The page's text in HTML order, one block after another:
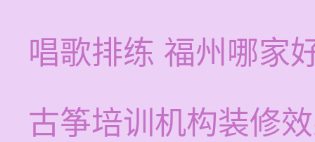
唱歌排练 福州哪家
古筝培训机构装修